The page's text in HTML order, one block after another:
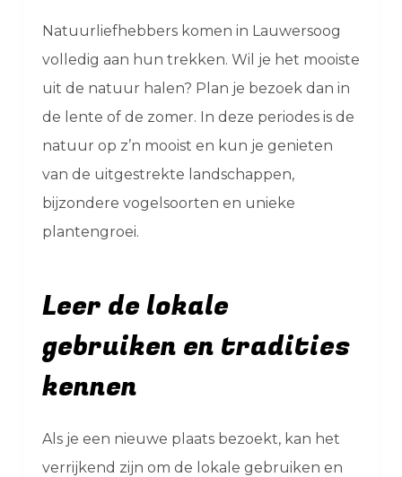
Natuurliefhebbers komen in Lauwersoog
volledig aan hun trekken. Wil je het mooiste
uit de natuur halen? Plan je bezoek dan in
de lente of de zomer. In deze periodes is de
natuur op z’n mooist en kun je genieten
van de uitgestrekte landschappen,
bijzondere vogelsoorten en unieke
plantengroei.
Leer de lokale
gebruiken en tradities
kennen
Als je een nieuwe plaats bezoekt, kan het
verrijkend zijn om de lokale gebruiken en